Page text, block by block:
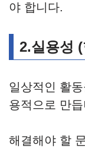
야 합니다.
2.실용성
일상적인 활
용적으로 만
해결해야 할